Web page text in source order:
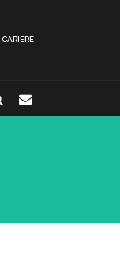
CARIERE